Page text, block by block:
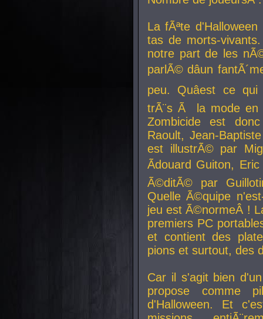
La fÃªte
tas de morts-
notre part de les
parlÃ© dâun
peu. Quâest ce
trÃ¨s Ã la mode en
Zombicide est
Raoult, Jean-
est illustrÃ© par
Ãdouard Guiton,
Ã©ditÃ© par
Quelle Ã©quipe
jeu est Ã©normeÂ !
premiers PC
et contient des
pions et surtout, des
Car il s'agit bien
propose comme
d'Halloween. Et